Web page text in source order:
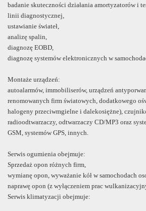
badanie skuteczności działania amortyzatorów i
linii diagnostycznej,
ustawianie świateł,
analizę spalin,
diagnozę EOBD,
diagnozę systemów elektronicznych w
Montaże urządzeń:
autoalarmów, immobiliserów, urządzeń
renomowanych firm światowych, dodatkowego
halogeny przeciwmgielne i dalekosiężne),
radioodtwarzaczy, odtwarzaczy CD/MP3 oraz
GSM, systemów GPS, innych.
Serwis ogumienia obejmuje:
Sprzedaż opon różnych firm,
wymianę opon, wyważanie kół w samochodach
naprawę opon (z wyłączeniem prac
Serwis klimatyzacji obejmuje: